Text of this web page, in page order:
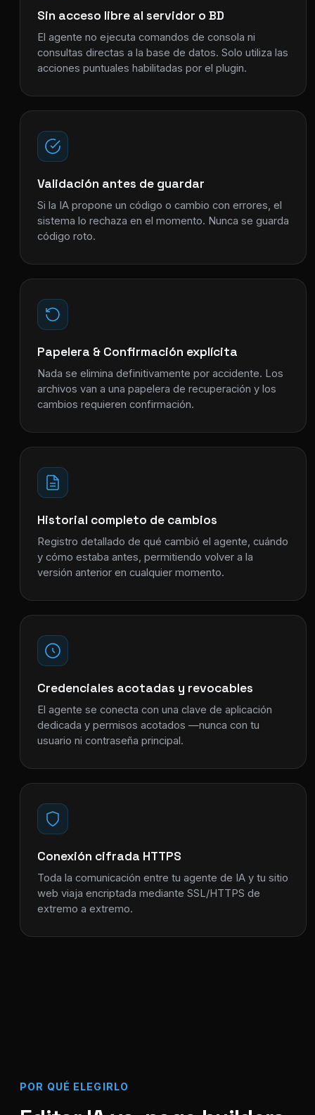
Sin acceso libre al servidor o BD
El agente no ejecuta comandos de consola ni
consultas directas a la base de datos. Solo utiliza las
acciones puntuales habilitadas por el plugin.
Validación antes de guardar
Si la IA propone un código o cambio con errores, el
sistema lo rechaza en el momento. Nunca se guarda
código roto.
Papelera & Confirmación explícita
Nada se elimina definitivamente por accidente. Los
archivos van a una papelera de recuperación y los
cambios requieren confirmación.
Historial completo de cambios
Registro detallado de qué cambió el agente, cuándo
y cómo estaba antes, permitiendo volver a la
versión anterior en cualquier momento.
Credenciales acotadas y revocables
El agente se conecta con una clave de aplicación
dedicada y permisos acotados —nunca con tu
usuario ni contraseña principal.
Conexión cifrada HTTPS
Toda la comunicación entre tu agente de IA y tu sitio
web viaja encriptada mediante SSL/HTTPS de
extremo a extremo.
POR QUÉ ELEGIRLO